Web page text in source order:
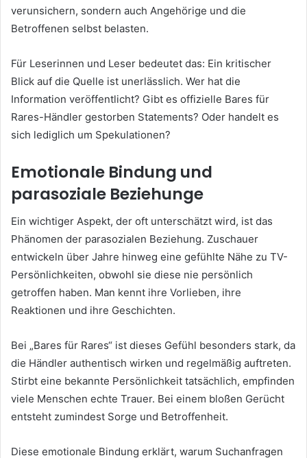
verunsichern, sondern auch Angehörige und die
Betroffenen selbst belasten.
Für Leserinnen und Leser bedeutet das: Ein kritischer
Blick auf die Quelle ist unerlässlich. Wer hat die
Information veröffentlicht? Gibt es offizielle Bares für
Rares-Händler gestorben Statements? Oder handelt es
sich lediglich um Spekulationen?
Emotionale Bindung und
parasoziale Beziehunge
Ein wichtiger Aspekt, der oft unterschätzt wird, ist das
Phänomen der parasozialen Beziehung. Zuschauer
entwickeln über Jahre hinweg eine gefühlte Nähe zu TV-
Persönlichkeiten, obwohl sie diese nie persönlich
getroffen haben. Man kennt ihre Vorlieben, ihre
Reaktionen und ihre Geschichten.
Bei „Bares für Rares“ ist dieses Gefühl besonders stark, da
die Händler authentisch wirken und regelmäßig auftreten.
Stirbt eine bekannte Persönlichkeit tatsächlich, empfinden
viele Menschen echte Trauer. Bei einem bloßen Gerücht
entsteht zumindest Sorge und Betroffenheit.
Diese emotionale Bindung erklärt, warum Suchanfragen